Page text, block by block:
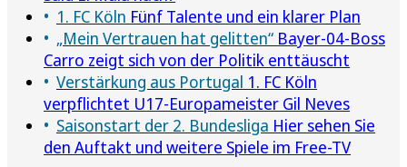
1. FC Köln Fünf Talente und ein klarer Plan
„Mein Vertrauen hat gelitten“ Bayer-04-Boss
Carro zeigt sich von der Politik enttäuscht
Verstärkung aus Portugal 1. FC Köln
verpflichtet U17-Europameister Gil Neves
Saisonstart der 2. Bundesliga Hier sehen Sie
den Auftakt und weitere Spiele im Free-TV